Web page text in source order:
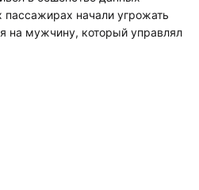
пассажирах начали угрожать
на мужчину, который управлял